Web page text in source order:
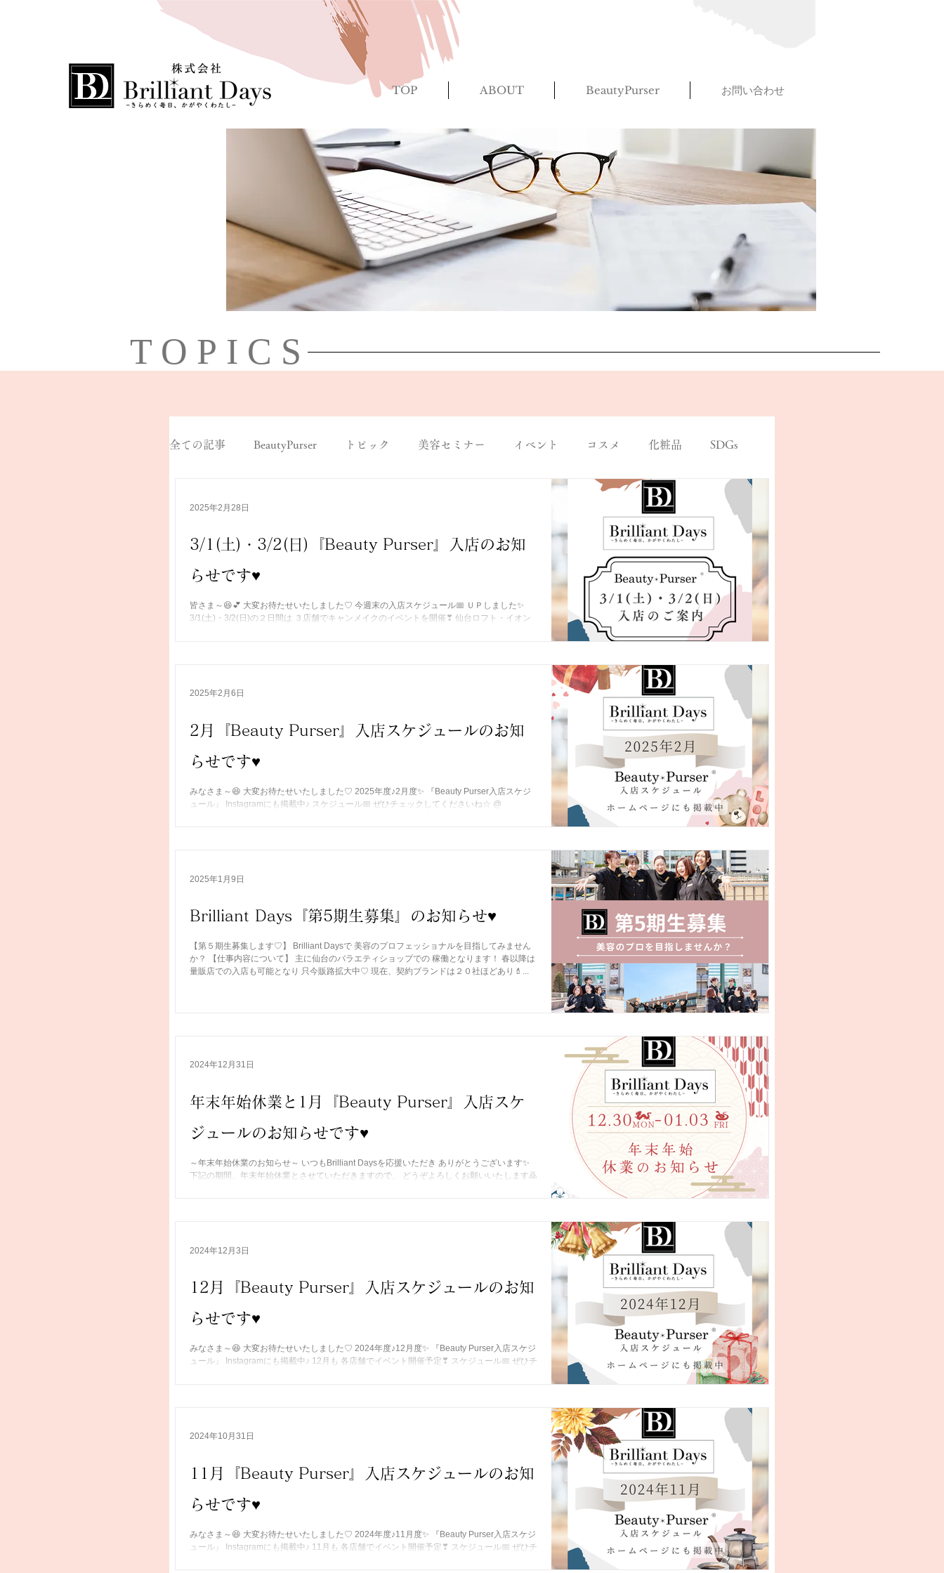
TOP ABOUT BeautyPurser お問い合わせ
TOPICS
全ての記事 BeautyPurser トピック 美容セミナー イベント コスメ 化粧品 SDGs
3/1(土)・3/2(日)『Beauty Purser』入店のお知
らせです♥
皆さま～😆💕 大変お待たせいたしました♡ 今週末の入店スケジュール📅 ＵＰしました✨
3/1(土)・3/2(日)の２日間は ３店舗でキャンメイクのイベントを開催❣ 仙台ロフト・イオン
2025年2月28日
2月『Beauty Purser』入店スケジュールのお知
らせです♥
みなさま～😆 大変お待たせいたしました♡ 2025年度♪2月度✨ 『Beauty Purser入店スケジ
ュール』 Instagramにも掲載中♪ スケジュール📅 ぜひチェックしてくださいね☆ @
2025年2月6日
Brilliant Days『第5期生募集』のお知らせ♥
【第５期生募集します♡】 Brilliant Daysで 美容のプロフェッショナルを目指してみません
か？ 【仕事内容について】 主に仙台のバラエティショップでの 稼働となります！ 春以降は
量販店での入店も可能となり 只今販路拡大中♡ 現在、契約ブランドは２０社ほどあり💄...
2025年1月9日
年末年始休業と1月『Beauty Purser』入店スケ
ジュールのお知らせです♥
～年末年始休業のお知らせ～ いつもBrilliant Daysを応援いただき ありがとうございます✨
下記の期間、年末年始休業とさせていただきますので、 どうぞよろしくお願いいたします🙇
2024年12月31日
12月『Beauty Purser』入店スケジュールのお知
らせです♥
みなさま～😆 大変お待たせいたしました♡ 2024年度♪12月度✨ 『Beauty Purser入店スケジ
ュール』 Instagramにも掲載中♪ 12月も 各店舗でイベント開催予定❣ スケジュール📅 ぜひチ
2024年12月3日
11月『Beauty Purser』入店スケジュールのお知
らせです♥
みなさま～😆 大変お待たせいたしました♡ 2024年度♪11月度✨ 『Beauty Purser入店スケジ
ュール』 Instagramにも掲載中♪ 11月も 各店舗でイベント開催予定❣ スケジュール📅 ぜひチ
2024年10月31日